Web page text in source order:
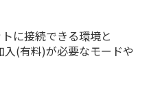
に接続できる環境と
(有料)が必要なモードや